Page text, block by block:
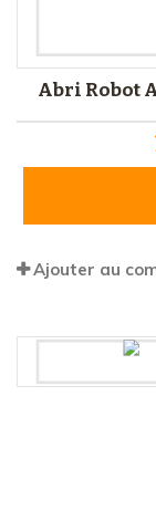
Abri Robot
Ajouter au